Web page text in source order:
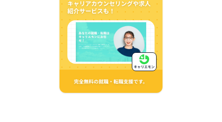
キャリアカウンセリングや求人
紹介サービスも！
完全無料の就職・転職支援です。
キャリエモン